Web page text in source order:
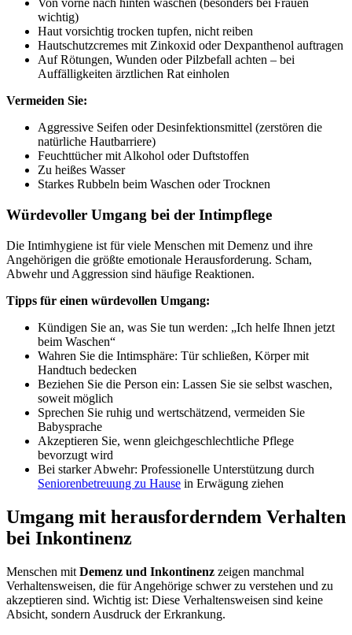
Von vorne nach hinten waschen (besonders bei Frauen
wichtig)
Haut vorsichtig trocken tupfen, nicht reiben
Hautschutzcremes mit Zinkoxid oder Dexpanthenol auftragen
Auf Rötungen, Wunden oder Pilzbefall achten – bei
Auffälligkeiten ärztlichen Rat einholen
Vermeiden Sie:
Aggressive Seifen oder Desinfektionsmittel (zerstören die
natürliche Hautbarriere)
Feuchttücher mit Alkohol oder Duftstoffen
Zu heißes Wasser
Starkes Rubbeln beim Waschen oder Trocknen
Würdevoller Umgang bei der Intimpflege
Die Intimhygiene ist für viele Menschen mit Demenz und ihre
Angehörigen die größte emotionale Herausforderung. Scham,
Abwehr und Aggression sind häufige Reaktionen.
Tipps für einen würdevollen Umgang:
Kündigen Sie an, was Sie tun werden: „Ich helfe Ihnen jetzt
beim Waschen“
Wahren Sie die Intimsphäre: Tür schließen, Körper mit
Handtuch bedecken
Beziehen Sie die Person ein: Lassen Sie sie selbst waschen,
soweit möglich
Sprechen Sie ruhig und wertschätzend, vermeiden Sie
Babysprache
Akzeptieren Sie, wenn gleichgeschlechtliche Pflege
bevorzugt wird
Bei starker Abwehr: Professionelle Unterstützung durch
Seniorenbetreuung zu Hause in Erwägung ziehen
Umgang mit herausforderndem Verhalten
bei Inkontinenz
Menschen mit Demenz und Inkontinenz zeigen manchmal
Verhaltensweisen, die für Angehörige schwer zu verstehen und zu
akzeptieren sind. Wichtig ist: Diese Verhaltensweisen sind keine
Absicht, sondern Ausdruck der Erkrankung.